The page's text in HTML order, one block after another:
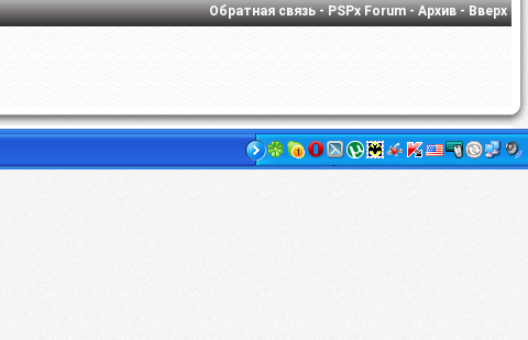
Обратная связь-PSPx Forum-Архив-Вверх